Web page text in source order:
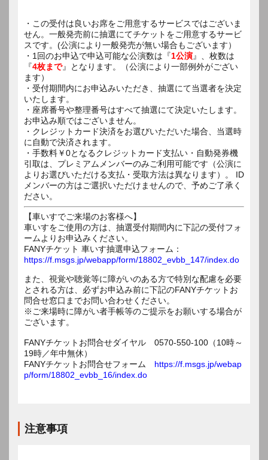
・この受付は良いお席をご用意するサービスではございま
せん。一般発売前に抽選にてチケットをご用意するサービ
スです。(公演により一般発売が無い場合もございます）
・1回のお申込で申込可能な公演数は『1公演』、枚数は
『4枚まで』となります。（公演により一部例外がござい
ます）
・受付期間内にお申込みいただき、抽選にて当選者を決定
いたします。
・座席番号や整理番号はすべて抽選にて決定いたします。
お申込み順ではございません。
・クレジットカード決済をお選びいただいた場合、当選時
に自動で決済されます。
・手数料￥0となるクレジットカード支払い・自動発券機
引取は、プレミアムメンバーのみご利用可能です（公演に
よりお選びいただける支払・受取方法は異なります）。 ID
メンバーの方はご選択いただけませんので、予めご了承く
ださい。
【車いすでご来場のお客様へ】
車いすをご使用の方は、抽選受付期間内に下記の受付フォ
ームよりお申込みください。
FANYチケット 車いす抽選申込フォーム：
https://f.msgs.jp/webapp/form/18802_evbb_147/index.do
また、視覚や聴覚等に障がいのある方で特別な配慮を必要
とされる方は、必ずお申込み前に下記のFANYチケットお
問合せ窓口までお問い合わせください。
※ご来場時に障がい者手帳等のご提示をお願いする場合が
ございます。
FANYチケットお問合せダイヤル 0570-550-100（10時～
19時／年中無休）
FANYチケットお問合せフォーム https://f.msgs.jp/webap
p/form/18802_evbb_16/index.do
注意事項